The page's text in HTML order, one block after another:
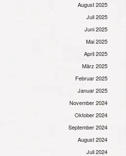
August 2025
Juli 2025
Juni 2025
Mai 2025
April 2025
März 2025
Februar 2025
Januar 2025
November 2024
Oktober 2024
September 2024
August 2024
Juli 2024